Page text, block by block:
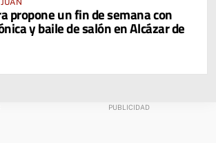
propone un fin de semana con
y baile de salón en Alcázar de